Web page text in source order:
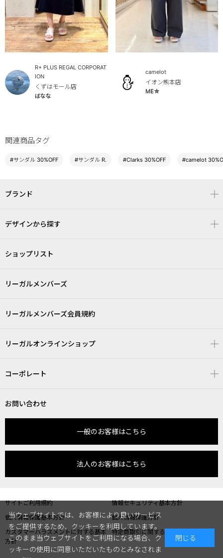
R+ PLUS REGAL CORPORAT
ION
くずはモール店
ばなな
camelot
イオン熊本店
ME☆
関連商品タグ
#サンダル 30%OFF #サンダル R. #Clarks 30%OFF #camelot
ブランド
デザインから探す
ショップリスト
リーガルメンバーズ
リーガルメンバーズ会員規約
リーガルオンラインショップ
コーポレート
お問い合わせ
一般のお客様はこちら
法人のお客様はこちら
サイトご利用規約
情報セキュリティ基本方針
個人情報保護基本方針
個人情報保護方針
カスタマーハラスメントに対する基本
方針
特定商取引に関する表記
当ウェブサイトでは、お客様により良いサービス
をご提供するため、クッキーを利用しています。
このまま当ウェブサイトをご利用になる場合、ク
ッキーの使用に同意いただいたものとみなされま
閉じる